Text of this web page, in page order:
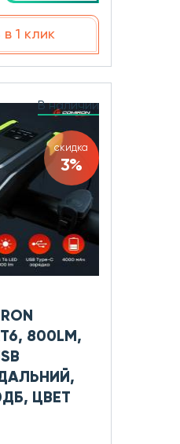
в 1 клик
В наличии
скидка
3%
800LM,
ЦВЕТ